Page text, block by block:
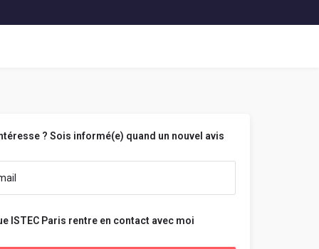
? Sois informé(e) quand un nouvel avis
ISTEC Paris rentre en contact avec moi